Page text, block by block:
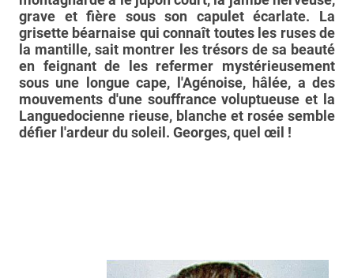
grave et fière sous son capulet écarlate. La
grisette béarnaise qui connaît toutes les ruses de
la mantille, sait montrer les trésors de sa beauté
en feignant de les refermer mystérieusement
sous une longue cape, l'Agénoise, hâlée, a des
mouvements d'une souffrance voluptueuse et la
Languedocienne rieuse, blanche et rosée semble
défier l'ardeur du soleil. Georges, quel œil !